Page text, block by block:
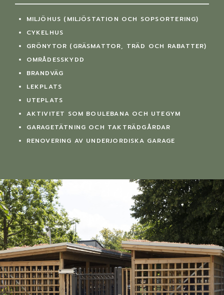
MILJÖHUS (MILJÖSTATION OCH SOPSORTERING)
CYKELHUS
GRÖNYTOR (GRÄSMATTOR, TRÄD OCH RABATTER)
OMRÅDESSKYDD
BRANDVÄG
LEKPLATS
UTEPLATS
AKTIVITET SOM BOULEBANA OCH UTEGYM
GARAGETÄTNING OCH TAKTRÄDGÅRDAR
RENOVERING AV UNDERJORDISKA GARAGE